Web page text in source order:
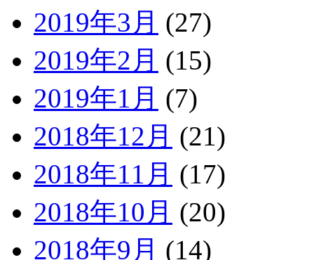
2019年3月 (27)
2019年2月 (15)
2019年1月 (7)
2018年12月 (21)
2018年11月 (17)
2018年10月 (20)
2018年9月 (14)